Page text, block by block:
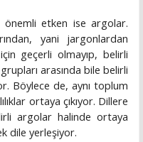
önemli etken ise argolar.
yani jargonlardan
geçerli olmayıp, belirli
arasında bile belirli
Böylece de, aynı toplum
ortaya çıkıyor. Dillere
argolar halinde ortaya
dile yerleşiyor.